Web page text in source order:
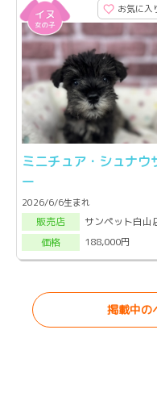
お気に入
ミニチュア・シュナウ
ー
2026/6/6生まれ
販売店
サンペット白山
価格
188,000円
掲載中の